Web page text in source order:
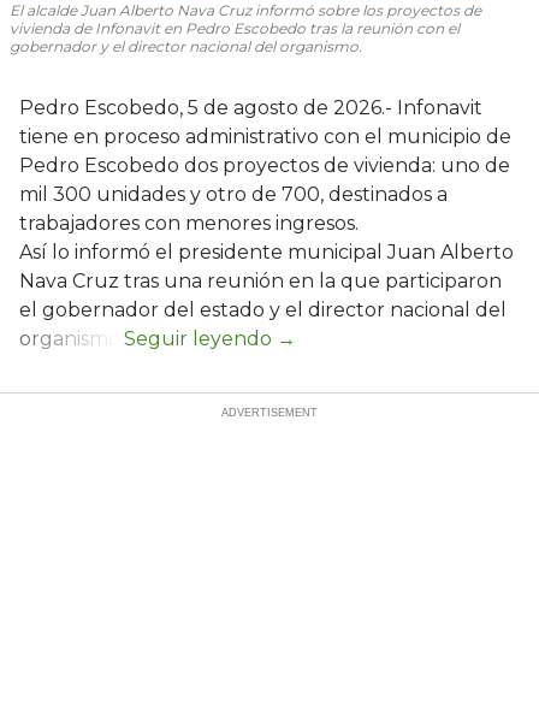
El alcalde Juan Alberto Nava Cruz informó sobre los proyectos de
vivienda de Infonavit en Pedro Escobedo tras la reunión con el
gobernador y el director nacional del organismo.
Pedro Escobedo, 5 de agosto de 2026.- Infonavit
tiene en proceso administrativo con el municipio de
Pedro Escobedo dos proyectos de vivienda: uno de
mil 300 unidades y otro de 700, destinados a
trabajadores con menores ingresos.
Así lo informó el presidente municipal Juan Alberto
Nava Cruz tras una reunión en la que participaron
el gobernador del estado y el director nacional del
organismo.